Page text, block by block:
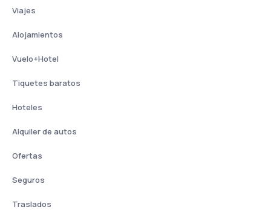
Viajes
Alojamientos
Vuelo+Hotel
Tiquetes baratos
Hoteles
Alquiler de autos
Ofertas
Seguros
Traslados